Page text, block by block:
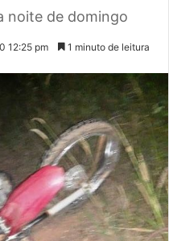
noite de domingo
12:25 pm 1 minuto de leitura